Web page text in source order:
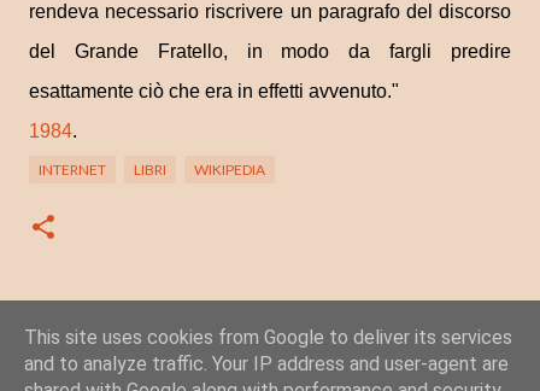
rendeva necessario riscrivere un paragrafo del discorso
del Grande Fratello, in modo da fargli predire
esattamente ciò che era in effetti avvenuto."
1984.
INTERNET LIBRI WIKIPEDIA
C
Posta un commento
This site uses cookies from Google to deliver its services
and to analyze traffic. Your IP address and user-agent are